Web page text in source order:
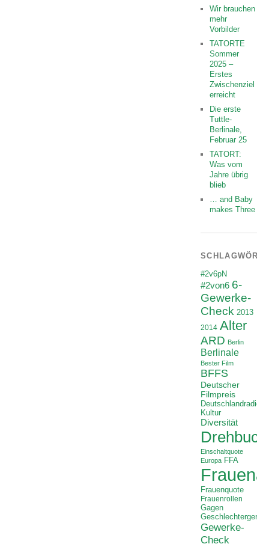
Wir brauchen
mehr
Vorbilder
TATORTE
Sommer
2025 –
Erstes
Zwischenziel
erreicht
Die erste
Tuttle-
Berlinale,
Februar 25
TATORT:
Was vom
Jahre übrig
blieb
… and Baby
makes Three
#2v6pN
#2von6 6-
Gewerke-
Check 2013
2014 Alter
ARD Berlin
Berlinale
Bester Film
BFFS
Deutscher
Filmpreis
Deutschlandradio
Kultur
Diversität
Drehbuch
Einschaltquote
Europa FFA
Frauenquote
Frauenrollen
Gagen
Gewerke-
Check